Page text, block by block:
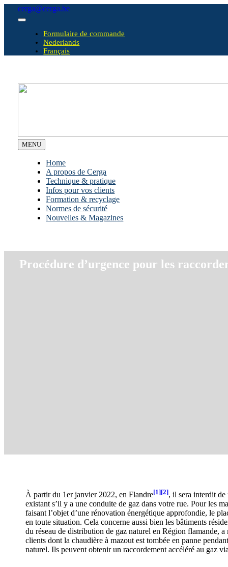
Skipcerga@cerga.be
Toggle
NavigationFormulaire de commande
Nederlands
Français
MENU
Home
A propos de Cerga
Technique & pratique
Infos pour vos clients
Formation & recyclage
Normes de sécurité
Nouvelles & Magazines
Procédure d’urgence pour les
À partir du 1er janvier 2022, en Flandre[1][2], il sera interdit de
existant s’il y a une conduite de gaz dans votre rue. Pour les
faisant l’objet d’une rénovation énergétique approfondie, le
en toute situation. Cela concerne aussi bien les bâtiments
du réseau de distribution de gaz naturel en Région flamande,
clients dont la chaudière à mazout est tombée en panne
naturel. Ils peuvent obtenir un raccordement accéléré au gaz